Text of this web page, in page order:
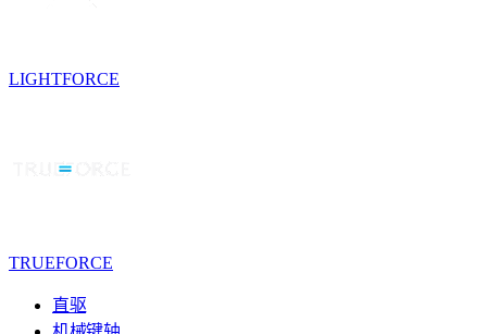
LIGHTFORCE
TRUEFORCE
直驱